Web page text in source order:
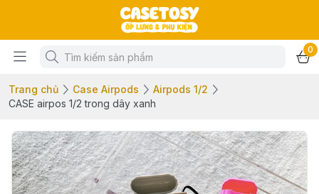
0
Trang chủ Case Airpods
Airpods 1/2
CASE airpos 1/2 trong dây xanh